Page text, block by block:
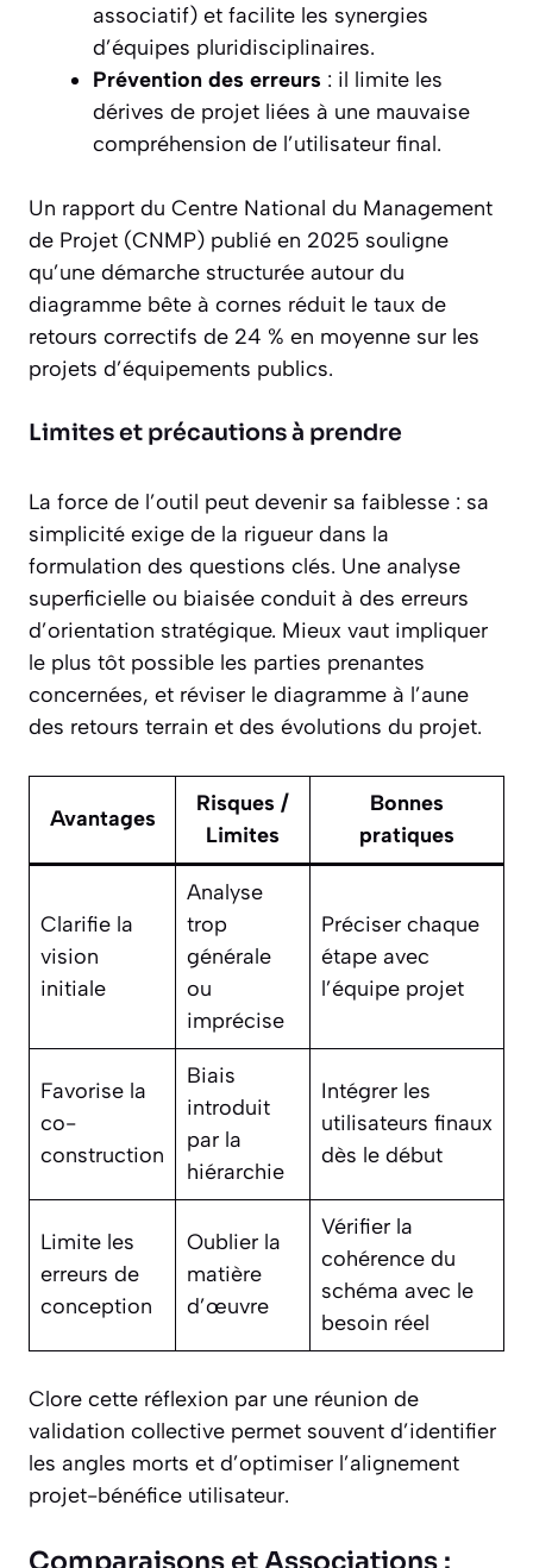
associatif) et facilite les synergies
d’équipes pluridisciplinaires.
Prévention des erreurs : il limite les
dérives de projet liées à une mauvaise
compréhension de l’utilisateur final.
Un rapport du Centre National du Management
de Projet (CNMP) publié en 2025 souligne
qu’une démarche structurée autour du
diagramme bête à cornes réduit le taux de
retours correctifs de 24 % en moyenne sur les
projets d’équipements publics.
Limites et précautions à prendre
La force de l’outil peut devenir sa faiblesse : sa
simplicité exige de la rigueur dans la
formulation des questions clés. Une analyse
superficielle ou biaisée conduit à des erreurs
d’orientation stratégique. Mieux vaut impliquer
le plus tôt possible les parties prenantes
concernées, et réviser le diagramme à l’aune
des retours terrain et des évolutions du projet.
Avantages
Risques /
Limites
Bonnes
pratiques
Clarifie la
vision
initiale
Analyse
trop
générale
ou
imprécise
Préciser chaque
étape avec
l’équipe projet
Favorise la
co-
construction
Biais
introduit
par la
hiérarchie
Intégrer les
utilisateurs finaux
dès le début
Limite les
erreurs de
conception
Oublier la
matière
d’œuvre
Vérifier la
cohérence du
schéma avec le
besoin réel
Clore cette réflexion par une réunion de
validation collective permet souvent d’identifier
les angles morts et d’optimiser l’alignement
projet-bénéfice utilisateur.
Comparaisons et Associations :